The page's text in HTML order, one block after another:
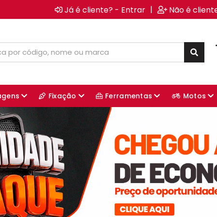
Já é cliente? - Entrar | Não é
Fixação Ferramentas Motos